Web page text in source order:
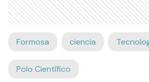
Formosa ciencia
Polo Científico